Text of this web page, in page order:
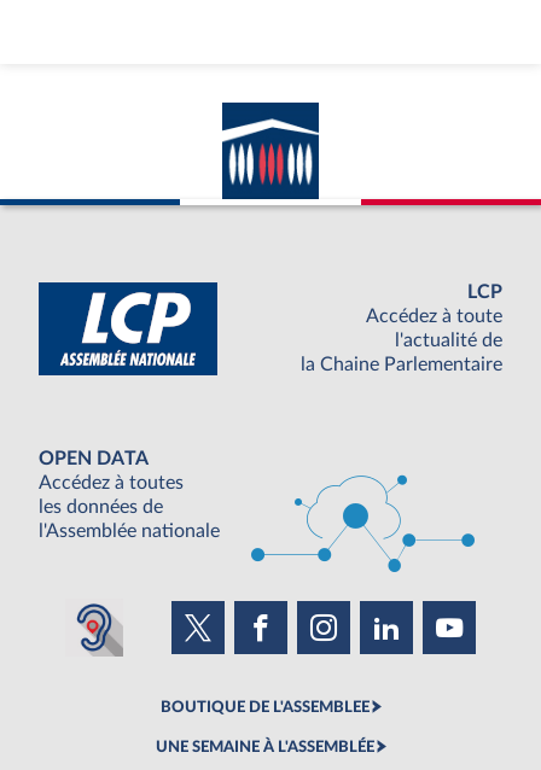
LCP
Accédez à toute
l'actualité de
la Chaine Parlementaire
OPEN DATA
Accédez à toutes
les données de
l'Assemblée nationale
BOUTIQUE DE L'ASSEMBLEE
UNE SEMAINE À L'ASSEMBLÉE